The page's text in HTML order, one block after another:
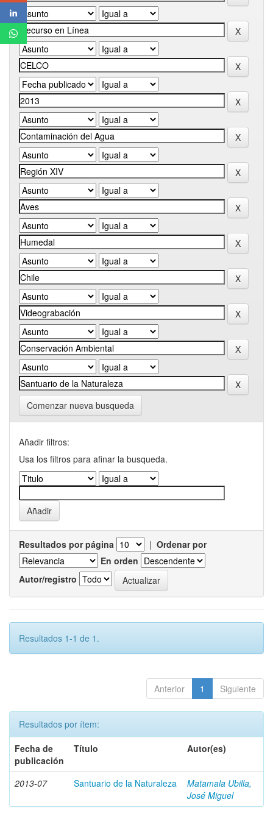
Comenzar nueva busqueda
Añadir filtros:
Usa los filtros para afinar la busqueda.
Resultados por página | Ordenar por
En orden
Autor/registro
Resultados 1-1 de 1.
Anterior 1 Siguiente
Resultados por ítem:
Fecha de
publicación
Título Autor(es)
2013-07 Santuario de la Naturaleza
Matamala Ubilla,
José Miguel